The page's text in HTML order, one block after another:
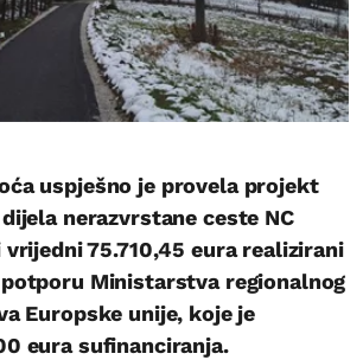
uspješno je provela projekt
nerazvrstane ceste NC
75.710,45 eura realizirani
Ministarstva regionalnog
Europske unije, koje je
eura sufinanciranja.